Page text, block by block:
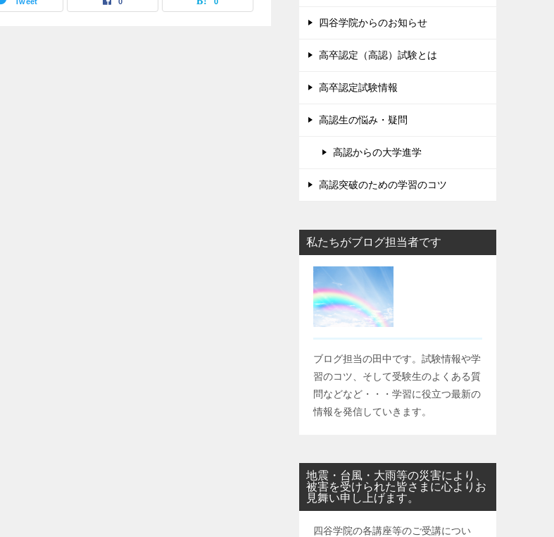
四谷学院からのお知らせ
高卒認定（高認）試験とは
高卒認定試験情報
高認生の悩み・疑問
高認からの大学進学
高認突破のための学習のコツ
私たちがブログ担当者です
ブログ担当の田中です。試験情報や学
習のコツ、そして受験生のよくある質
問などなど・・・学習に役立つ最新の
情報を発信していきます。
地震・台風・大雨等の災害により、
被害を受けられた皆さまに心よりお
見舞い申し上げます。
四谷学院の各講座等のご受講につい